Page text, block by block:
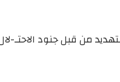
من قبل جنود الاحتـ-